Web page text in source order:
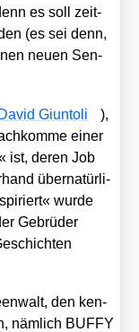
es soll zeit­
(es sei denn,
neu­en Sen­
David Giunto­li
),
einer
ist, deren Job
über­na­tür­li­
wur­de
Gebrü­der
den ken­
näm­lich BUFFY